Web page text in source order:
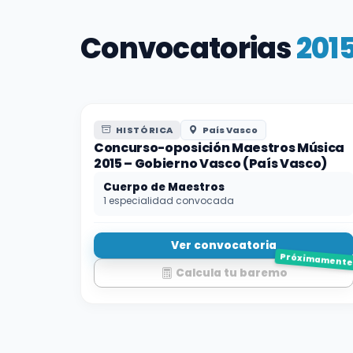
Convocatorias
HISTÓRICA País Vasco
Concurso-oposición Maestros Música
2015 – Gobierno Vasco (País Vasco)
Cuerpo de Maestros
1 especialidad convocada
Ver convocatoria
Calcula tu baremo
Próximamente